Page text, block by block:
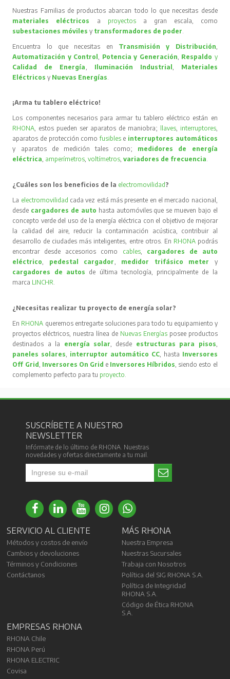
Nuestras Familias de productos abarcan todo lo que necesitas desde
materiales eléctricos
a proyectos
a gran escala, como
subestaciones móvilesy transformadores de poder.
Encuentra lo que necesitas en Transmisión y Distribución,
Automatización y Control, Potencia y Generación, Respaldo y
Calidad de Energía, Iluminación Industrial , Materiales
Eléctricos y Nuevas Energías.
¡Arma tu tablero eléctrico!
Los componentes necesarios para armar tu tablero eléctrico están en
RHONA, estos pueden ser aparatos de maniobra; llaves, interruptores,
aparatos de protección comofusibles e interruptores automáticos
y aparatos de medición tales como; medidores de energía
eléctrica, amperímetros,voltímetros,variadores de frecuencia.
¿Cuáles son los beneficios de la electromovilidad ?
La electromovilidad cada vez está más presente en el mercado nacional,
desde cargadores de auto hasta automóviles que se mueven bajo el
concepto verde del uso de la energía eléctrica con el objetivo de mejorar
la calidad del aire, reducir la contaminación acústica, contribuir al
desarrollo de ciudades más inteligentes, entre otros. En RHONA podrás
encontrar desde accesorios como cables, cargadores de auto
eléctrico, pedestal cargador, medidor trifásico meter
y
cargadores de autos de última tecnología, principalmente de la
marca LINCHR.
¿Necesitas realizar tu proyecto de energía solar?
En RHONA queremos entregarte soluciones para todo tu equipamiento y
proyectos eléctricos, nuestra línea de Nuevas Energíasposee productos
destinados a la energía solar, desde estructuras para pisos,
paneles solares, interruptor automático CC, hasta Inversores
Off Grid, Inversores On Grid e Inversores Híbridos, siendo esto el
complemento perfecto para tu proyecto.
SUSCRÍBETE A NUESTRO
NEWSLETTER
Infórmate de lo último de RHONA. Nuestras
novedades y ofertas directamente a tu mail.
SERVICIO AL CLIENTE
Métodos y costos de envío
Cambios y devoluciones
Términos y Condiciones
Contáctanos
MÁS RHONA
Nuestra Empresa
Nuestras Sucursales
Trabaja con Nosotros
Política del SIG RHONA S.A.
Política de Integridad
RHONA S.A.
Código de Ética RHONA
S.A.
EMPRESAS RHONA
RHONA Chile
RHONA Perú
RHONA ELECTRIC
Covisa